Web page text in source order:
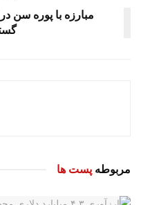
مبارزه با پوره سن
مربوطه پست ها